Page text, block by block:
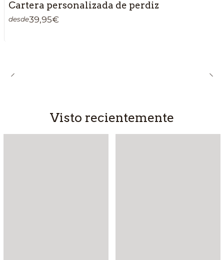
Cartera personalizada de perdiz
desde39,95€
Visto recientemente